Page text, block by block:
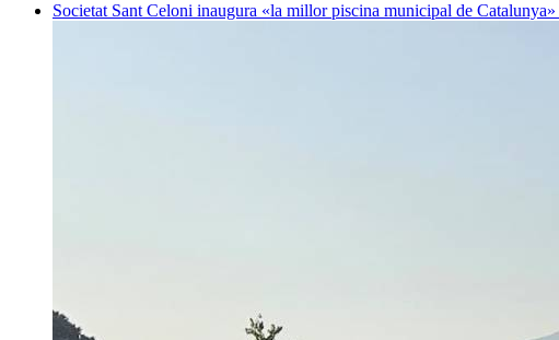
Societat Sant Celoni inaugura «la millor piscina municipal de Catalunya»